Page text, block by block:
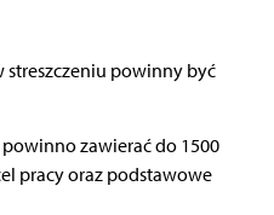
streszczeniu powinny być
zawierać do 1500
pracy oraz podstawowe